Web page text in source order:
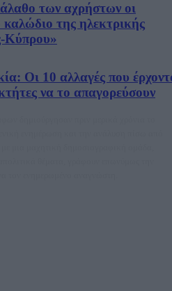
των αχρήστων οι
καλώδιο της ηλεκτρικής
Κύπρου»
Οι 10 αλλαγές που
να το απαγορεύσουν